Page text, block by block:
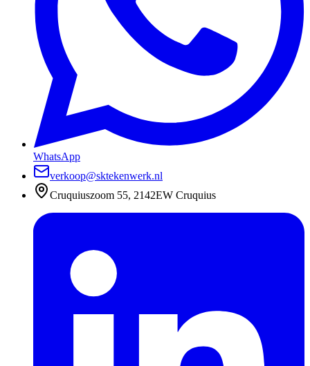
WhatsApp
verkoop@sktekenwerk.nl
Cruquiuszoom 55, 2142EW Cruquius